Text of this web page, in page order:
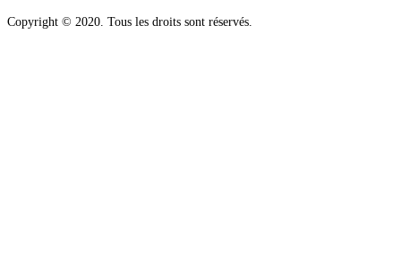
Copyright © 2020. Tous les droits sont réservés.